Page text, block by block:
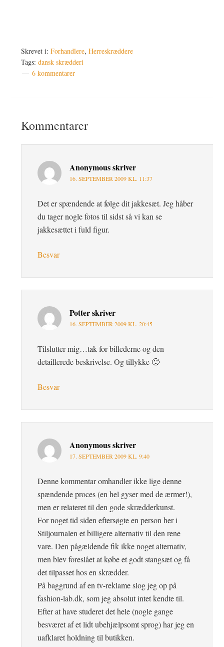
Skrevet i:Forhandlere,Herreskræddere
Tags:dansk skrædderi
6 kommentarer
Kommentarer
Anonymousskriver
16. SEPTEMBER 2009 KL. 11:37
Det er spændende at følge dit jakkesæt. Jeg håber
du tager nogle fotos til sidst så vi kan se
jakkesættet i fuld figur.
Besvar
Potterskriver
16. SEPTEMBER 2009 KL. 20:45
Tilslutter mig…tak for billederne og den
detaillerede beskrivelse. Og tillykke 🙂
Besvar
Anonymousskriver
17. SEPTEMBER 2009 KL. 9:40
Denne kommentar omhandler ikke lige denne
spændende proces (en hel gyser med de ærmer!),
men er relateret til den gode skrædderkunst.
For noget tid siden eftersøgte en person her i
Stiljournalen et billigere alternativ til den rene
vare. Den pågældende fik ikke noget alternativ,
men blev foreslået at købe et godt stangsæt og få
det tilpasset hos en skrædder.
På baggrund af en tv-reklame slog jeg op på
fashion-lab.dk, som jeg absolut intet kendte til.
Efter at have studeret det hele (nogle gange
besværet af et lidt ubehjælpsomt sprog) har jeg en
uafklaret holdning til butikken.